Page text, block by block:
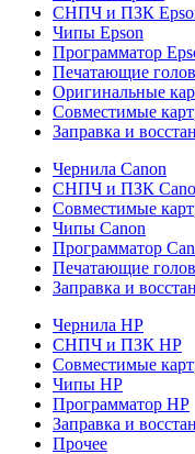
СНПЧ и ПЗК
Чипы Epson
Программатор
Печатающие
Оригинальные
Совместимые
Заправка и
Чернила Canon
СНПЧ и ПЗК
Совместимые
Чипы Canon
Программатор
Печатающие
Заправка и
Чернила HP
СНПЧ и ПЗК HP
Совместимые
Чипы HP
Программатор HP
Заправка и
Прочее